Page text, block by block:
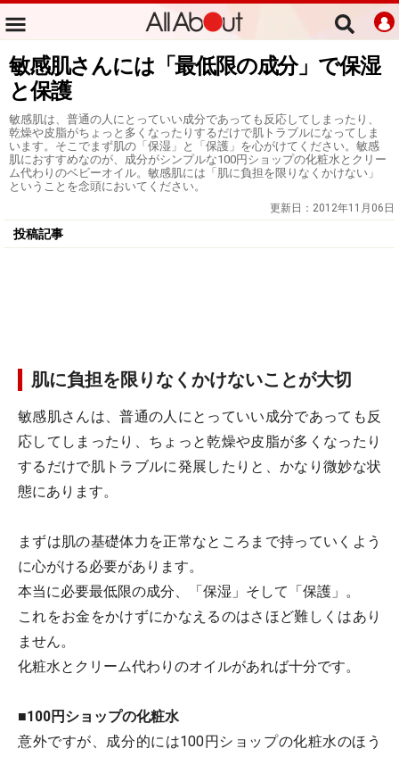
敏感肌さんには「最低限の成分」で保湿
と保護
敏感肌は、普通の人にとっていい成分であっても反応してしまったり、
乾燥や皮脂がちょっと多くなったりするだけで肌トラブルになってしま
います。そこでまず肌の「保湿」と「保護」を心がけてください。敏感
肌におすすめなのが、成分がシンプルな100円ショップの化粧水とクリー
ム代わりのベビーオイル。敏感肌には「肌に負担を限りなくかけない」
ということを念頭においてください。
更新日： 2012年11月06日
投稿記事
肌に負担を限りなくかけないことが大切
敏感肌さんは、普通の人にとっていい成分であっても反
応してしまったり、ちょっと乾燥や皮脂が多くなったり
するだけで肌トラブルに発展したりと、かなり微妙な状
態にあります。
まずは肌の基礎体力を正常なところまで持っていくよう
に心がける必要があります。
本当に必要最低限の成分、「保湿」そして「保護」。
これをお金をかけずにかなえるのはさほど難しくはあり
ません。
化粧水とクリーム代わりのオイルがあれば十分です。
■100円ショップの化粧水
意外ですが、成分的には100円ショップの化粧水のほう